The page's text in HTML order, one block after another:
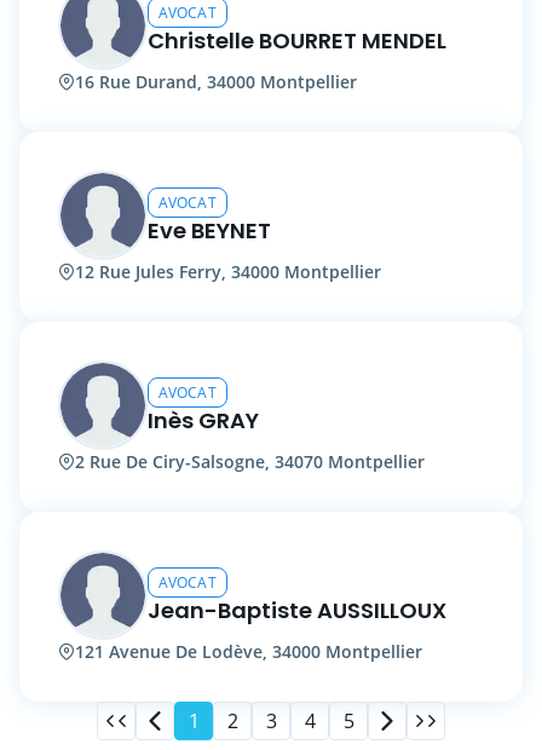
AVOCAT
Christelle BOURRET MENDEL
16 Rue Durand, 34000 Montpellier
AVOCAT
Eve BEYNET
12 Rue Jules Ferry, 34000 Montpellier
AVOCAT
Inès GRAY
2 Rue De Ciry-Salsogne, 34070 Montpellier
AVOCAT
Jean-Baptiste AUSSILLOUX
121 Avenue De Lodève, 34000 Montpellier
1 2 3 4 5